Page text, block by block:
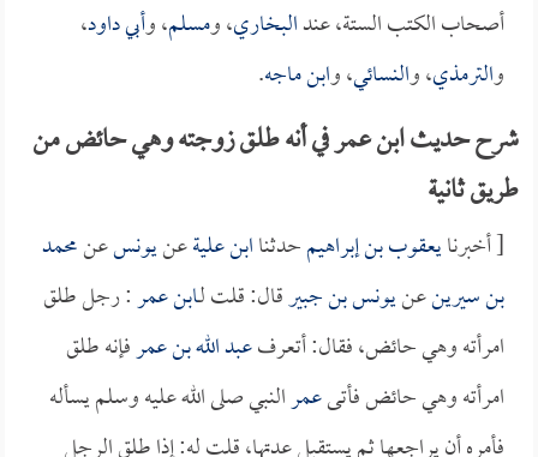
أصحاب الكتب الستة، عندالبخاري، ومسلم، وأبي داود،
والترمذي، والنسائي، وابن ماجه.
شرح حديث ابن عمر في أنه طلق زوجته وهي حائض من
طريق ثانية
[ أخبرنايعقوب بن إبراهيمحدثناابن عليةعنيونسعنمحمد
بن سيرينعنيونس بن جبيرقال: قلت لـابن عمر: رجل طلق
امرأته وهي حائض، فقال: أتعرفعبد الله بن عمرفإنه طلق
امرأته وهي حائض فأتىعمرالنبي صلى الله عليه وسلم يسأله